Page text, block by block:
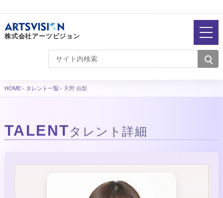
株式会社アーツビジョン
HOME タレント一覧 天野 由梨
TALENTタレント詳細